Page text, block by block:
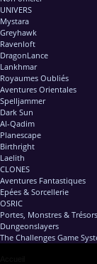
UNIVERS
Mystara
Greyhawk
Ravenloft
DragonLance
Lankhmar
Royaumes Oubliés
Aventures Orientales
Spelljammer
Dark Sun
Al-Qadim
Planescape
Birthright
Laelith
CLONES
Aventures Fantastiques
Epées & Sorcellerie
OSRIC
Portes, Monstres & Trésors
Dungeonslayers
The Challenges Game